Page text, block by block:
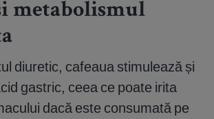
metabolismul
diuretic, cafeaua stimulează și
gastric, ceea ce poate irita
dacă este consumată pe